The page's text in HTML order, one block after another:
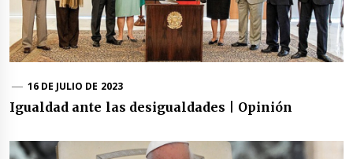
16 DE JULIO DE 2023
Igualdad ante las desigualdades | Opinión